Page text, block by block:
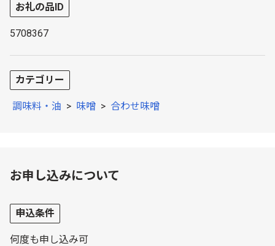
お礼の品ID
5708367
カテゴリー
調味料・油 > 味噌 > 合わせ味噌
お申し込みについて
申込条件
何度も申し込み可